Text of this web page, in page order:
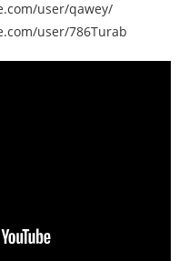
user/qawey/
user/786Turab